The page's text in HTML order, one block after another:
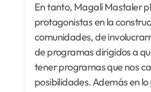
En tanto, Magalí Mastaler
protagonistas en la
comunidades, de
de programas dirigidos a
tener programas que nos
posibilidades. Además en